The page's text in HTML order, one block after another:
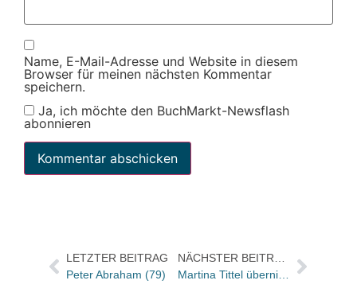
Name, E-Mail-Adresse und Website in diesem
Browser für meinen nächsten Kommentar
speichern.
Ja, ich möchte den BuchMarkt-Newsflash
abonnieren
LETZTER BEITRAG
Peter Abraham (79)